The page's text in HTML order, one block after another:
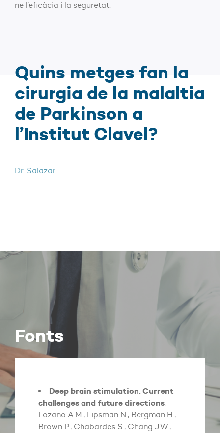
ne l’eficàcia i la seguretat.
Quins metges fan la
cirurgia de la malaltia
de Parkinson a
l’Institut Clavel?
Dr. Salazar
Fonts
Deep brain stimulation. Current
challenges and future directions.
Lozano A.M., Lipsman N., Bergman H.,
Brown P., Chabardes S., Chang J.W.,